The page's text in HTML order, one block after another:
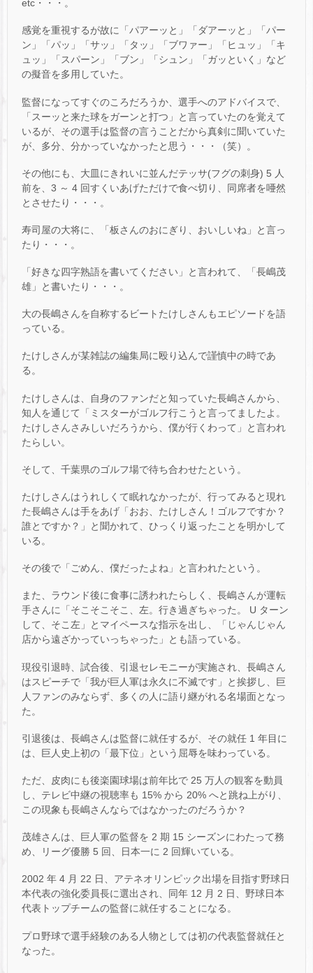
etc・・・。
感覚を重視するが故に「パアーッと」「ダアーッと」「パー
ン」「パッ」「サッ」「タッ」「ブワァー」「ヒュッ」「キ
ュッ」「スパーン」「ブン」「シュン」「ガッといく」など
の擬音を多用していた。
監督になってすぐのころだろうか、選手へのアドバイスで、
「スーッと来た球をガーンと打つ」と言っていたのを覚えて
いるが、その選手は監督の言うことだから真剣に聞いていた
が、多分、分かっていなかったと思う・・・（笑）。
その他にも、大皿にきれいに並んだテッサ(フグの刺身) 5 人
前を、3 ～ 4 回すくいあげただけで食べ切り、同席者を唖然
とさせたり・・・。
寿司屋の大将に、「板さんのおにぎり、おいしいね」と言っ
たり・・・。
「好きな四字熟語を書いてください」と言われて、「長嶋茂
雄」と書いたり・・・。
大の長嶋さんを自称するビートたけしさんもエピソードを語
っている。
たけしさんが某雑誌の編集局に殴り込んで謹慎中の時であ
る。
たけしさんは、自身のファンだと知っていた長嶋さんから、
知人を通じて「ミスターがゴルフ行こうと言ってましたよ。
たけしさんさみしいだろうから、僕が行くわって」と言われ
たらしい。
そして、千葉県のゴルフ場で待ち合わせたという。
たけしさんはうれしくて眠れなかったが、行ってみると現れ
た長嶋さんは手をあげ「おお、たけしさん！ゴルフですか？
誰とですか？」と聞かれて、ひっくり返ったことを明かして
いる。
その後で「ごめん、僕だったよね」と言われたという。
また、ラウンド後に食事に誘われたらしく、長嶋さんが運転
手さんに「そこそこそこ、左。行き過ぎちゃった。 U ターン
して、そこ左」とマイペースな指示を出し、「じゃんじゃん
店から遠ざかっていっちゃった」とも語っている。
現役引退時、試合後、引退セレモニーが実施され、長嶋さん
はスピーチで「我が巨人軍は永久に不滅です」と挨拶し、巨
人ファンのみならず、多くの人に語り継がれる名場面となっ
た。
引退後は、長嶋さんは監督に就任するが、その就任 1 年目に
は、巨人史上初の「最下位」という屈辱を味わっている。
ただ、皮肉にも後楽園球場は前年比で 25 万人の観客を動員
し、テレビ中継の視聴率も 15% から 20% へと跳ね上がり、
この現象も長嶋さんならではなかったのだろうか？
茂雄さんは、巨人軍の監督を 2 期 15 シーズンにわたって務
め、リーグ優勝 5 回、日本一に 2 回輝いている。
2002 年 4 月 22 日、アテネオリンピック出場を目指す野球日
本代表の強化委員長に選出され、同年 12 月 2 日、野球日本
代表トップチームの監督に就任することになる。
プロ野球で選手経験のある人物としては初の代表監督就任と
なった。